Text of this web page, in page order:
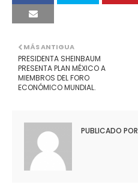
MÁS ANTIGUA
PRESIDENTA SHEINBAUM
PRESENTA PLAN MÉXICO A
MIEMBROS DEL FORO
ECONÓMICO MUNDIAL.
PUBLICADO POR